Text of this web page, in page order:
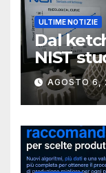
ULTIME NOTIZIE
Dal
NIST
rendere
stampa
AGOSTO